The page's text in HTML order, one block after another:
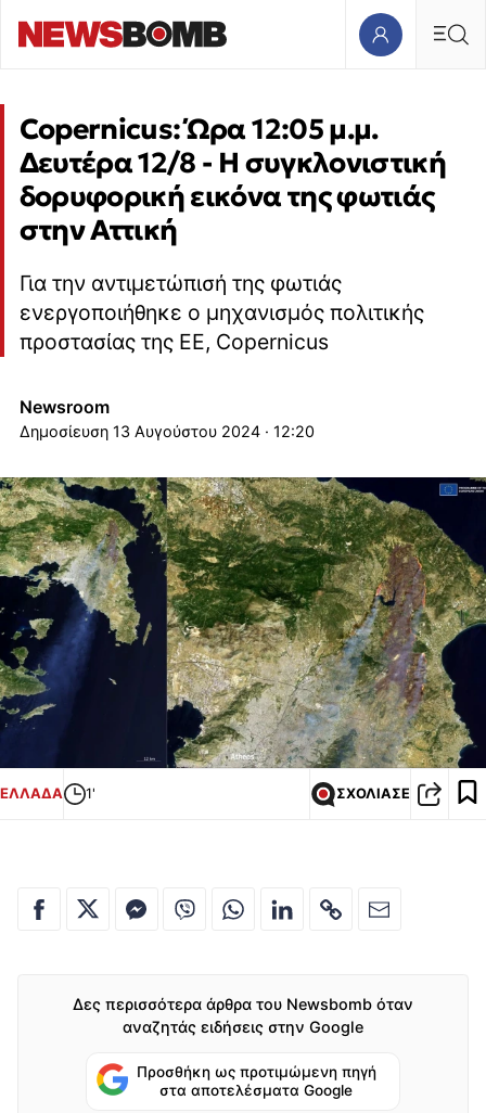
Copernicus: Ώρα 12:05 μ.μ.
Δευτέρα 12/8 - Η συγκλονιστική
δορυφορική εικόνα της φωτιάς
στην Αττική
Για την αντιμετώπισή της φωτιάς
ενεργοποιήθηκε ο μηχανισμός πολιτικής
προστασίας της ΕΕ, Copernicus
Newsroom
13 Αυγούστου 2024 · 12:20
ΕΛΛΑΔΑ 1' ΣΧΟΛΙΑΣΕ
Δες περισσότερα άρθρα του Newsbomb όταν
αναζητάς ειδήσεις στην Google
Προσθήκη ως προτιμώμενη πηγή
στα αποτελέσματα Google